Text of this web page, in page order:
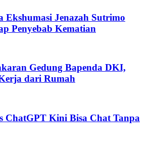
Ekshumasi Jenazah Sutrimo
Penyebab Kematian
Gedung Bapenda DKI,
dari Rumah
ChatGPT Kini Bisa Chat Tanpa